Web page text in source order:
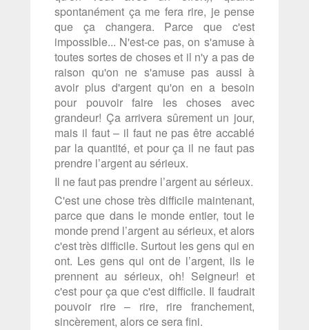
spontanément ça me fera rire, je pense
que ça changera. Parce que c'est
impossible... N'est-ce pas, on s'amuse à
toutes sortes de choses et il n'y a pas de
raison qu'on ne s'amuse pas aussi à
avoir plus d'argent qu'on en a besoin
pour pouvoir faire les choses avec
grandeur! Ça arrivera sûrement un jour,
mais il faut – il faut ne pas être accablé
par la quantité, et pour ça il ne faut pas
prendre l’argent au sérieux.
Il ne faut pas prendre l’argent au sérieux.
C'est une chose très difficile maintenant,
parce que dans le monde entier, tout le
monde prend l’argent au sérieux, et alors
c'est très difficile. Surtout les gens qui en
ont. Les gens qui ont de l’argent, ils le
prennent au sérieux, oh! Seigneur! et
c'est pour ça que c'est difficile. Il faudrait
pouvoir rire – rire, rire franchement,
sincèrement, alors ce sera fini.